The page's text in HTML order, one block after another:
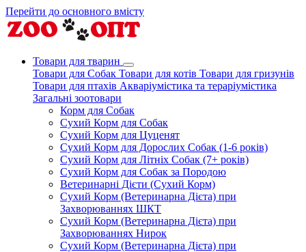
Перейти до основного вмісту
Товари для тварин
Товари для Собак Товари для котів Товари для гризунів
Товари для птахів Акваріумістика та тераріумістика
Загальні зоотовари
Корм для Собак
Сухий Корм для Собак
Сухий Корм для Цуценят
Сухий Корм для Дорослих Собак (1-6 років)
Сухий Корм для Літніх Собак (7+ років)
Сухий Корм для Собак за Породою
Ветеринарні Дієти (Сухий Корм)
Сухий Корм (Ветеринарна Дієта) при
Захворюваннях ШКТ
Сухий Корм (Ветеринарна Дієта) при
Захворюваннях Нирок
Сухий Корм (Ветеринарна Дієта) при